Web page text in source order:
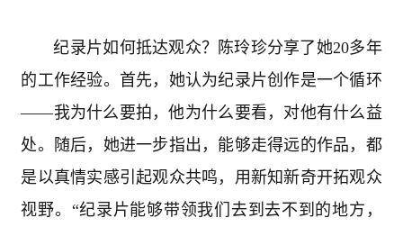
纪录片如何抵达观众？陈玲珍分享了她20多年
的工作经验。首先，她认为纪录片创作是一个循环
——我为什么要拍，他为什么要看，对他有什么益
处。随后，她进一步指出，能够走得远的作品，都
是以真情实感引起观众共鸣，用新知新奇开拓观众
视野。“纪录片能够带领我们去到去不到的地方，